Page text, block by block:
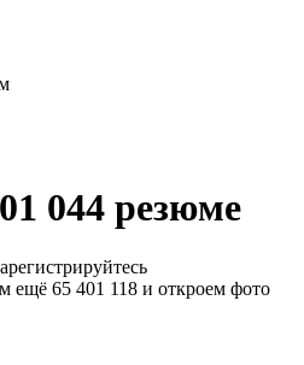
044 резюме
ещё 65 401 118 и откроем фото